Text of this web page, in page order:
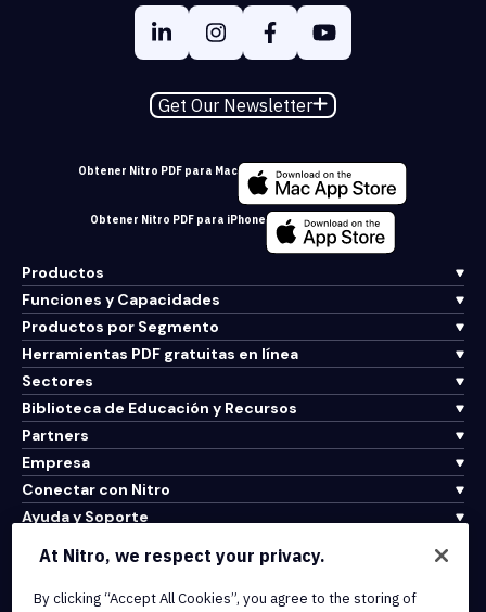
Get Our Newsletter
Obtener Nitro PDF para Mac
Obtener Nitro PDF para iPhone
Productos
Funciones y Capacidades
Productos por Segmento
Herramientas PDF gratuitas en línea
Sectores
Biblioteca de Educación y Recursos
Partners
Empresa
Conectar con Nitro
Ayuda y Soporte
Terms of Service
At Nitro, we respect your privacy.
By clicking “Accept All Cookies”, you agree to the storing of